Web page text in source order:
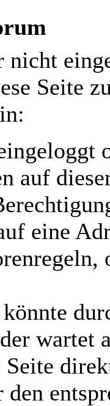
nicht
Seite
auf
eine
wartet